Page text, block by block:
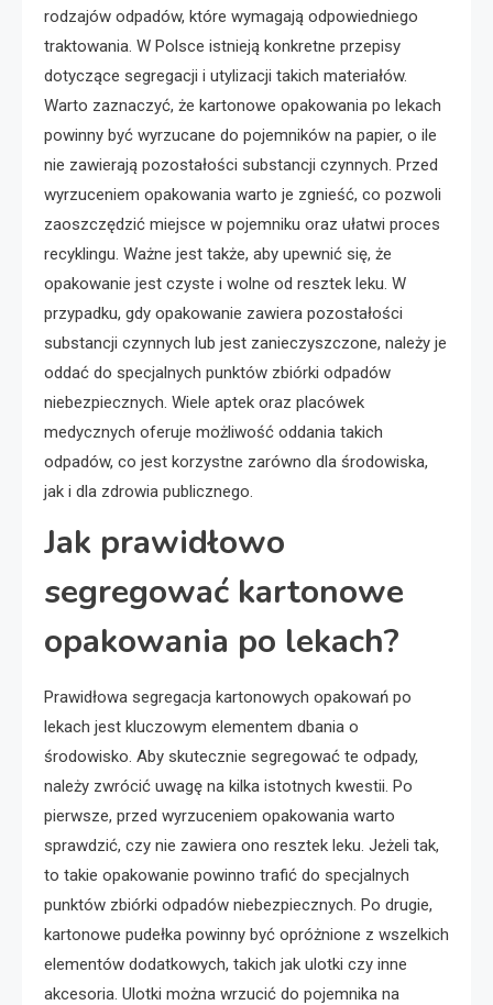
rodzajów odpadów, które wymagają odpowiedniego
traktowania. W Polsce istnieją konkretne przepisy
dotyczące segregacji i utylizacji takich materiałów.
Warto zaznaczyć, że kartonowe opakowania po lekach
powinny być wyrzucane do pojemników na papier, o ile
nie zawierają pozostałości substancji czynnych. Przed
wyrzuceniem opakowania warto je zgnieść, co pozwoli
zaoszczędzić miejsce w pojemniku oraz ułatwi proces
recyklingu. Ważne jest także, aby upewnić się, że
opakowanie jest czyste i wolne od resztek leku. W
przypadku, gdy opakowanie zawiera pozostałości
substancji czynnych lub jest zanieczyszczone, należy je
oddać do specjalnych punktów zbiórki odpadów
niebezpiecznych. Wiele aptek oraz placówek
medycznych oferuje możliwość oddania takich
odpadów, co jest korzystne zarówno dla środowiska,
jak i dla zdrowia publicznego.
Jak prawidłowo
segregować kartonowe
opakowania po lekach?
Prawidłowa segregacja kartonowych opakowań po
lekach jest kluczowym elementem dbania o
środowisko. Aby skutecznie segregować te odpady,
należy zwrócić uwagę na kilka istotnych kwestii. Po
pierwsze, przed wyrzuceniem opakowania warto
sprawdzić, czy nie zawiera ono resztek leku. Jeżeli tak,
to takie opakowanie powinno trafić do specjalnych
punktów zbiórki odpadów niebezpiecznych. Po drugie,
kartonowe pudełka powinny być opróżnione z wszelkich
elementów dodatkowych, takich jak ulotki czy inne
akcesoria. Ulotki można wrzucić do pojemnika na